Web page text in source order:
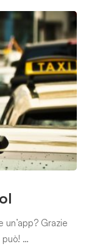
un’app? Grazie
può! …